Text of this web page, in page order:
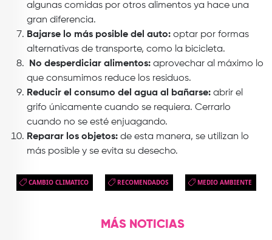
algunas comidas por otros alimentos ya hace una
gran diferencia.
Bajarse lo más posible del auto: optar por formas
alternativas de transporte, como la bicicleta.
No desperdiciar alimentos: aprovechar al máximo lo
que consumimos reduce los residuos.
Reducir el consumo del agua al bañarse: abrir el
grifo únicamente cuando se requiera. Cerrarlo
cuando no se esté enjuagando.
Reparar los objetos: de esta manera, se utilizan lo
más posible y se evita su desecho.
CAMBIO CLIMATICO RECOMENDADOS MEDIO AMBIENTE
MÁS NOTICIAS